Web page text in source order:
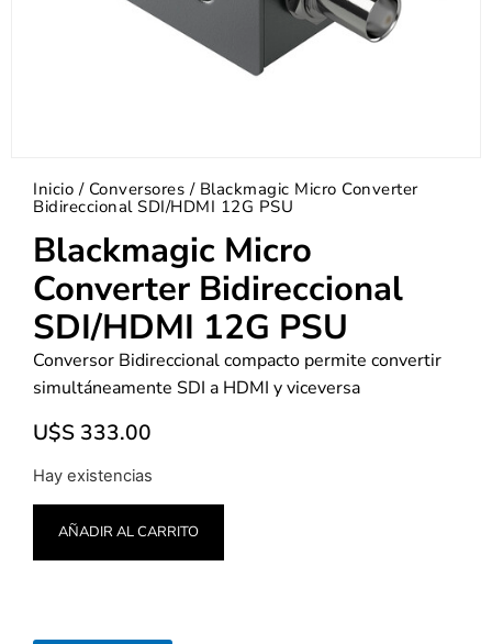
Inicio / Conversores / Blackmagic Micro Converter
Bidireccional SDI/HDMI 12G PSU
Blackmagic Micro
Converter Bidireccional
SDI/HDMI 12G PSU
Conversor Bidireccional compacto permite convertir
simultáneamente SDI a HDMI y viceversa
U$S 333.00
Hay existencias
AÑADIR AL CARRITO